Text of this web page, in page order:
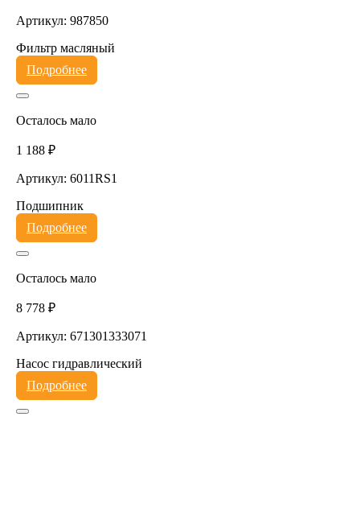
Артикул: 987850
Фильтр масляный
Подробнее
Осталось мало
1 188 ₽
Артикул: 6011RS1
Подшипник
Подробнее
Осталось мало
8 778 ₽
Артикул: 671301333071
Насос гидравлический
Подробнее